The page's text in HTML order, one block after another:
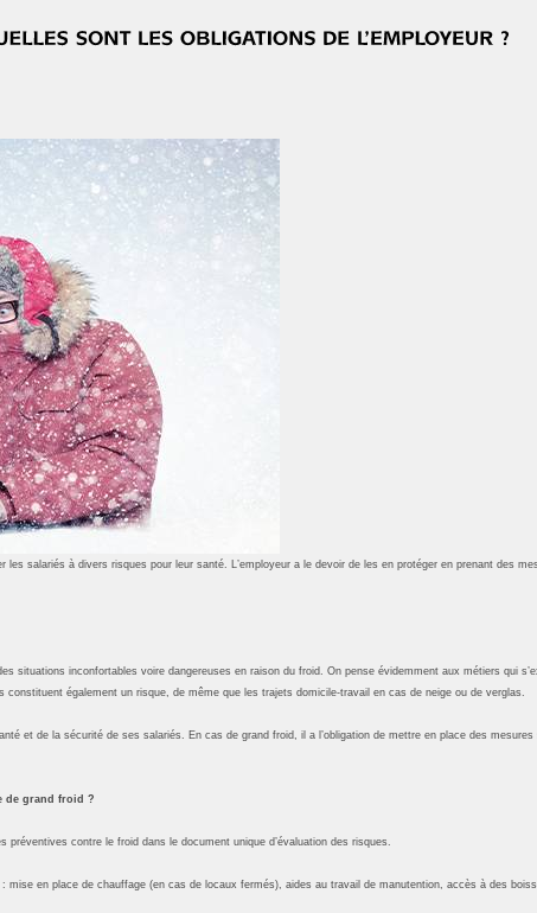
salariés à divers risques pour leur santé. L’employeur a le devoir de les en protéger en prenant des
situations inconfortables voire dangereuses en raison du froid. On pense évidemment aux métiers qui
également un risque, de même que les trajets domicile-travail en cas de neige ou de verglas.
et de la sécurité de ses salariés. En cas de grand froid, il a l’obligation de mettre en place des
de grand froid ?
préventives contre le froid dans le document unique d’évaluation des risques.
: mise en place de chauffage (en cas de locaux fermés), aides au travail de manutention, accès à des